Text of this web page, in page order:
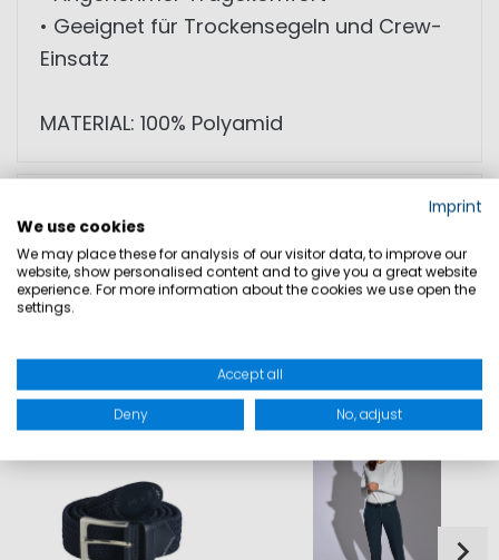
• Geeignet für Trockensegeln und Crew-
Einsatz
MATERIAL: 100% Polyamid
PRODUKTSICHERHEIT
DAZU PASST
Imprint
We use cookies
We may place these for analysis of our visitor data, to improve our
website, show personalised content and to give you a great website
experience. For more information about the cookies we use open the
settings.
Accept all
Deny No, adjust